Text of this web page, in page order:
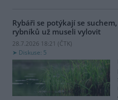
Rybáři se potýkají se
rybníků už museli vylovit
28.7.2026 18:21 (ČTK)
Diskuse: 5